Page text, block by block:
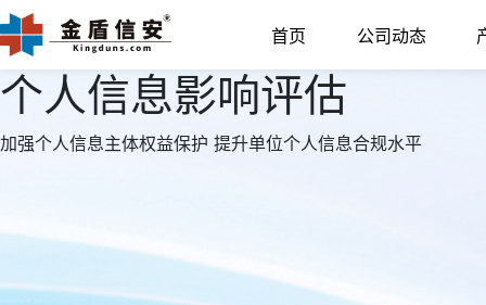
首页 公司动态
个人信息影响评估
加强个人信息主体权益保护 提升单位个人信息合规水平